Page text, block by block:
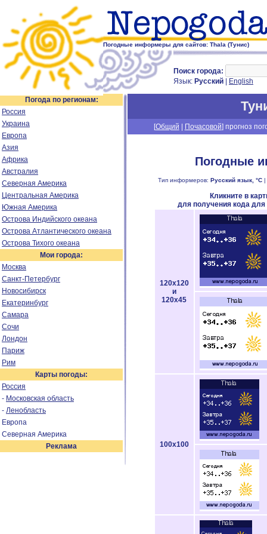
Погодные информеры для сайтов: Thala (Тунис)
Поиск города:
Язык: Русский English
Погода по регионам:
Россия
Украина
Европа
Азия
Африка
Австралия
Северная Америка
Центральная Америка
Южная Америка
Острова Индийского океана
Острова Атлантического океана
Острова Тихого океана
Мои города:
Москва
Санкт-Петербург
Новосибирск
Екатеринбург
Самара
Сочи
Лондон
Париж
Рим
Карты погоды:
Россия
- Московская область
- Ленобласть
Европа
Северная Америка
Реклама
[Общий Почасовой] прогноз
Погодные
Тип информеров: Русский язык, °C|
Кликните в
для получения кода
120x120
и
120x45
100x100